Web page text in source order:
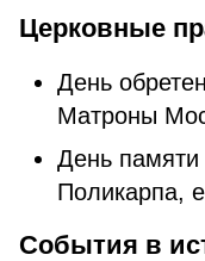
Церковные
День
Матроны
День
Поликарпа,
События в